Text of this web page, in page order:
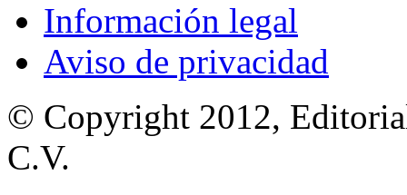
Información legal
Aviso de privacidad
© Copyright 2012,
C.V.